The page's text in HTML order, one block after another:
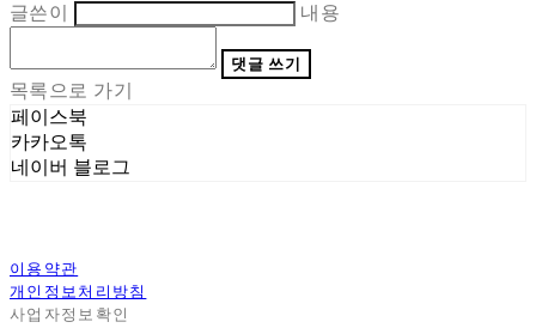
글쓴이
내용
댓글 쓰기
목록으로 가기
페이스북
카카오톡
네이버 블로그
이용약관
개인정보처리방침
사업자정보확인